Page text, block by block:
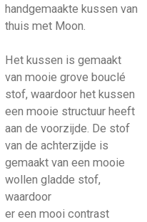
handgemaakte kussen van
thuis met Moon.
Het kussen is gemaakt
van mooie grove bouclé
stof, waardoor het kussen
een mooie structuur heeft
aan de voorzijde. De stof
van de achterzijde is
gemaakt van een mooie
wollen gladde stof,
waardoor
er een mooi contrast